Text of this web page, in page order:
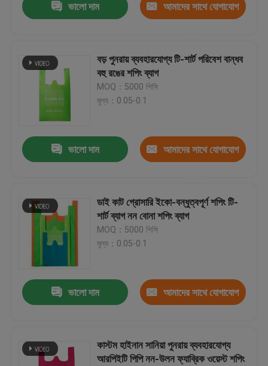
পণ্য
ভালো দাম আমাদের সাথে যোগাযোগ
বড় পুনরায় ব্যবহারযোগ্য টি-শার্ট পরিবেশ বান্ধব
বহু রঙের শপিং ব্যাগ
MOQ：5000 পিসি
মূল্য：0.05-0.1
ভালো দাম আমাদের সাথে যোগাযোগ
ডাই কাট গ্রোসারি ইকো-বন্ধুত্বপূর্ণ শপিং টি-
শার্ট ব্যাগ নন বোনা শপিং ব্যাগ
MOQ：5000 পিসি
মূল্য：0.05-0.1
ভালো দাম আমাদের সাথে যোগাযোগ
কাস্টম হাইনান সানিয়া পুনরায় ব্যবহারযোগ্য
আরপিইটি পিপি নন-উলন ফ্যাব্রিক ওয়েস্ট শপিং